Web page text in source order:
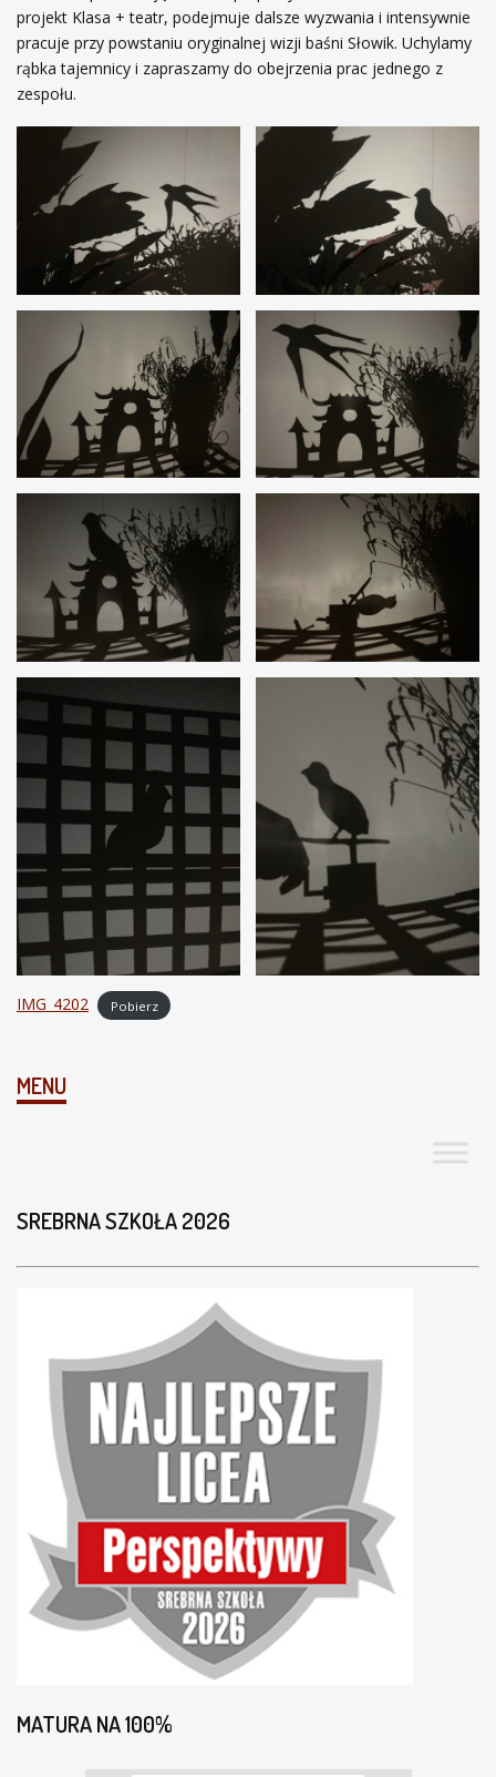
projekt Klasa + teatr, podejmuje dalsze wyzwania i intensywnie
pracuje przy powstaniu oryginalnej wizji baśni Słowik. Uchylamy
rąbka tajemnicy i zapraszamy do obejrzenia prac jednego z
zespołu.
IMG_4202 Pobierz
MENU
SREBRNA SZKOŁA 2026
MATURA NA 100%